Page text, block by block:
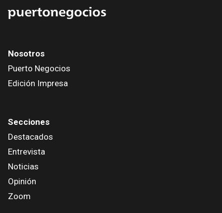
Nosotros
Puerto Negocios
Edición Impresa
Secciones
Destacados
Entrevista
Noticias
Opinión
Zoom